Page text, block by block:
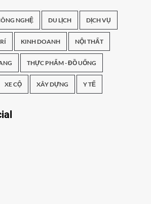
NGHỆ DU LỊCH DỊCH VỤ
KINH DOANH NỘI THẤT
THỰC PHẨM - ĐỒ UỐNG
XE CỘ XÂY DỰNG Y TẾ